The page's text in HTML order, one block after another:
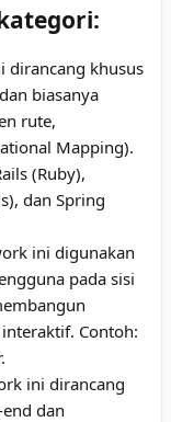
dirancang khusus
biasanya
rute,
Mapping).
(Ruby),
dan Spring
ini digunakan
pada sisi
Contoh:
ini dirancang
dan